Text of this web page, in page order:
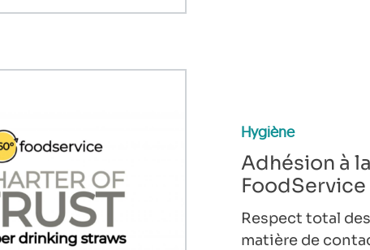
Hygiène
Adhésion à
Respect total
matière de